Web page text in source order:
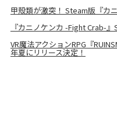
甲殻類が激突！ Steam版『カ
『カニノケンカ -Fight Crab-
VR魔法アクションRPG『
年夏にリリース決定！